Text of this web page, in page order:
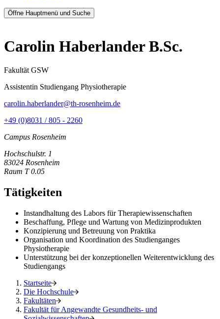
Öffne Hauptmenü und Suche
Carolin Haberlander B.Sc.
Fakultät GSW
Assistentin Studiengang Physiotherapie
carolin.haberlander@th-rosenheim.de
+49 (0)8031 / 805 - 2260
Campus Rosenheim
Hochschulstr. 1
83024 Rosenheim
Raum T 0.05
Tätigkeiten
Instandhaltung des Labors für Therapiewissenschaften
Beschaffung, Pflege und Wartung von Medizinprodukten
Konzipierung und Betreuung von Praktika
Organisation und Koordination des Studienganges
Physiotherapie
Unterstützung bei der konzeptionellen Weiterentwicklung des
Studiengangs
Startseite
Die Hochschule
Fakultäten
Fakultät für Angewandte Gesundheits- und